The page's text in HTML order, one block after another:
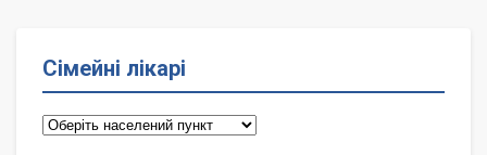
Сімейні лікарі
Сімейні